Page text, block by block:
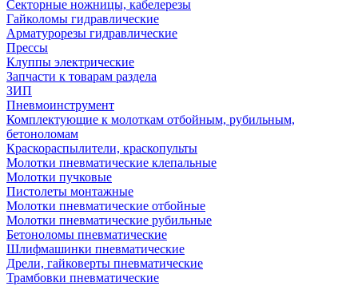
Секторные ножницы, кабелерезы
Гайколомы гидравлические
Арматурорезы гидравлические
Прессы
Клуппы электрические
Запчасти к товарам раздела
ЗИП
Пневмоинструмент
Комплектующие к молоткам отбойным, рубильным,
бетоноломам
Краскораспылители, краскопульты
Молотки пневматические клепальные
Молотки пучковые
Пистолеты монтажные
Молотки пневматические отбойные
Молотки пневматические рубильные
Бетоноломы пневматические
Шлифмашинки пневматические
Дрели, гайковерты пневматические
Трамбовки пневматические